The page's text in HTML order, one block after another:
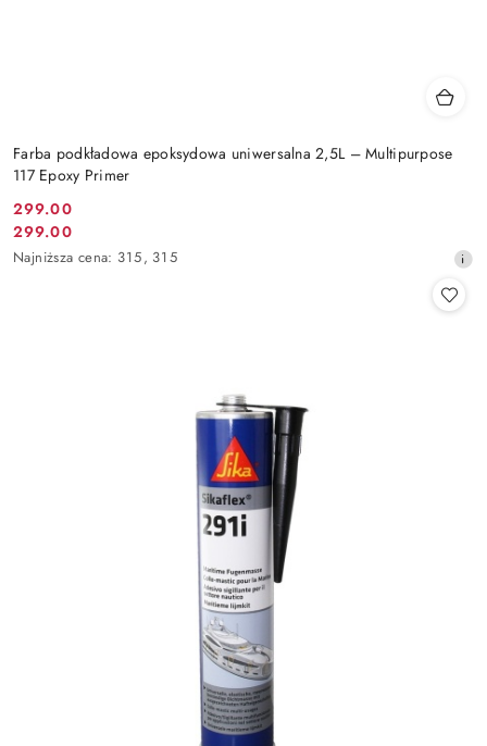
Farba podkładowa epoksydowa uniwersalna 2,5L – Multipurpose
117 Epoxy Primer
Cena
promocyjna:
299.00
Cena
promocyjna:
299.00
Najniższa
Najniższa cena: 315, 315